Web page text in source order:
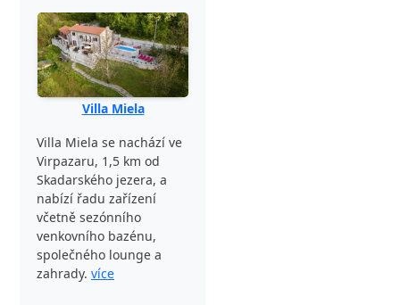
Villa Miela
Villa Miela se nachází ve
Virpazaru, 1,5 km od
Skadarského jezera, a
nabízí řadu zařízení
včetně sezónního
venkovního bazénu,
společného lounge a
zahrady. více